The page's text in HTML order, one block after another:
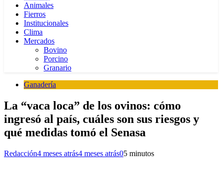
Animales
Fierros
Institucionales
Clima
Mercados
Bovino
Porcino
Granario
Ganadería
La “vaca loca” de los ovinos: cómo
ingresó al país, cuáles son sus riesgos y
qué medidas tomó el Senasa
Redacción4 meses atrás4 meses atrás05 minutos